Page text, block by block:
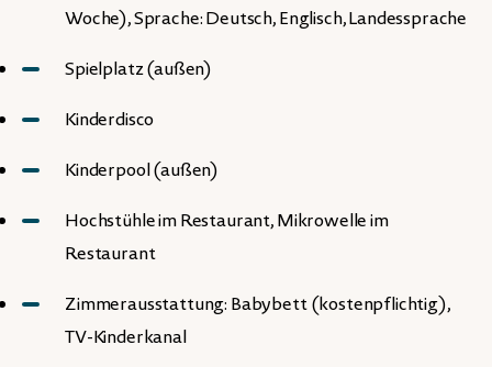
Woche), Sprache: Deutsch, Englisch, Landessprache
Spielplatz (außen)
Kinderdisco
Kinderpool (außen)
Hochstühle im Restaurant, Mikrowelle im
Restaurant
Zimmerausstattung: Babybett (kostenpflichtig),
TV-Kinderkanal